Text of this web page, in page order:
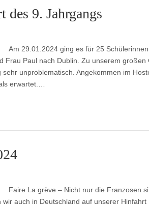
des 9. Jahrgangs
Am 29.01.2024 ging es für 25
Frau Paul nach Dublin. Zu unserem großen
sehr unproblematisch. Angekommen im
erwartet.…
Faire La grève – Nicht nur die Franzosen
auch in Deutschland auf unserer Hinfahrt